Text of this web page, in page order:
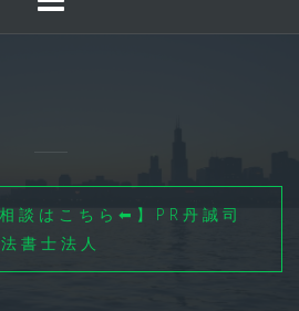
談はこちら⬅】PR丹誠司
法書士法人